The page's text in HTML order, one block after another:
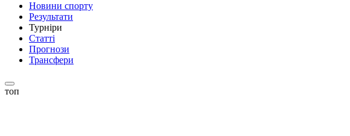
Новини спорту
Результати
Турніри
Статті
Прогнози
Трансфери
топ